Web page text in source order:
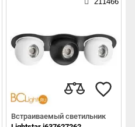
Встраиваемый светильник